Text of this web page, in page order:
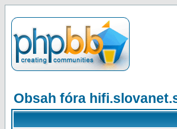
Obsah fóra